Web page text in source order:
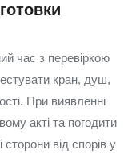
час з перевіркою
кран, душ,
При виявленні
акті та погодити
від спорів у